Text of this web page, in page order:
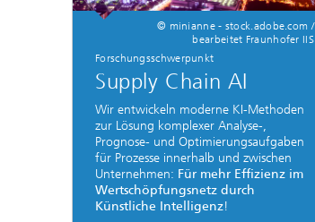
© minianne - stock.adobe.com /
bearbeitet Fraunhofer IIS
Forschungsschwerpunkt
Supply Chain AI
Wir entwickeln moderne KI-Methoden
zur Lösung komplexer Analyse-,
Prognose- und Optimierungsaufgaben
für Prozesse innerhalb und zwischen
Unternehmen: Für mehr Effizienz im
Wertschöpfungsnetz durch
Künstliche Intelligenz!